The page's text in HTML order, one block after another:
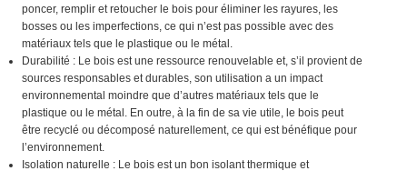
poncer, remplir et retoucher le bois pour éliminer les rayures, les
bosses ou les imperfections, ce qui n’est pas possible avec des
matériaux tels que le plastique ou le métal.
Durabilité : Le bois est une ressource renouvelable et, s’il provient de
sources responsables et durables, son utilisation a un impact
environnemental moindre que d’autres matériaux tels que le
plastique ou le métal. En outre, à la fin de sa vie utile, le bois peut
être recyclé ou décomposé naturellement, ce qui est bénéfique pour
l’environnement.
Isolation naturelle : Le bois est un bon isolant thermique et